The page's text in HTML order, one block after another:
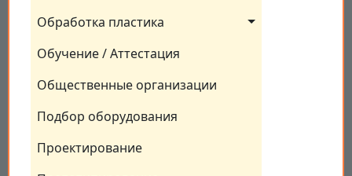
Обработка пластика
Обучение / Аттестация
Общественные организации
Подбор оборудования
Проектирование